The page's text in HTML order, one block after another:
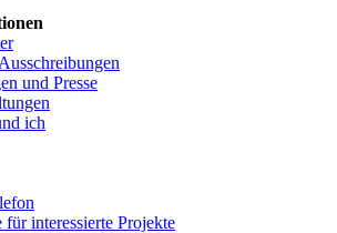
und Pres­se
ich
für in­ter­es­sier­te Pro­jek­te